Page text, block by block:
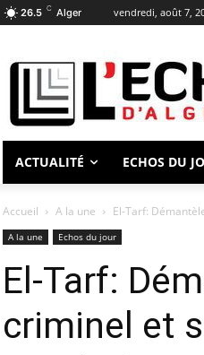
26.5 C Alger vendredi, août 7,
ACTUALITÉ ECHOS DU
Accueil A la une El-Tarf:
A la une Echos du jour
El-Tarf:
criminel et